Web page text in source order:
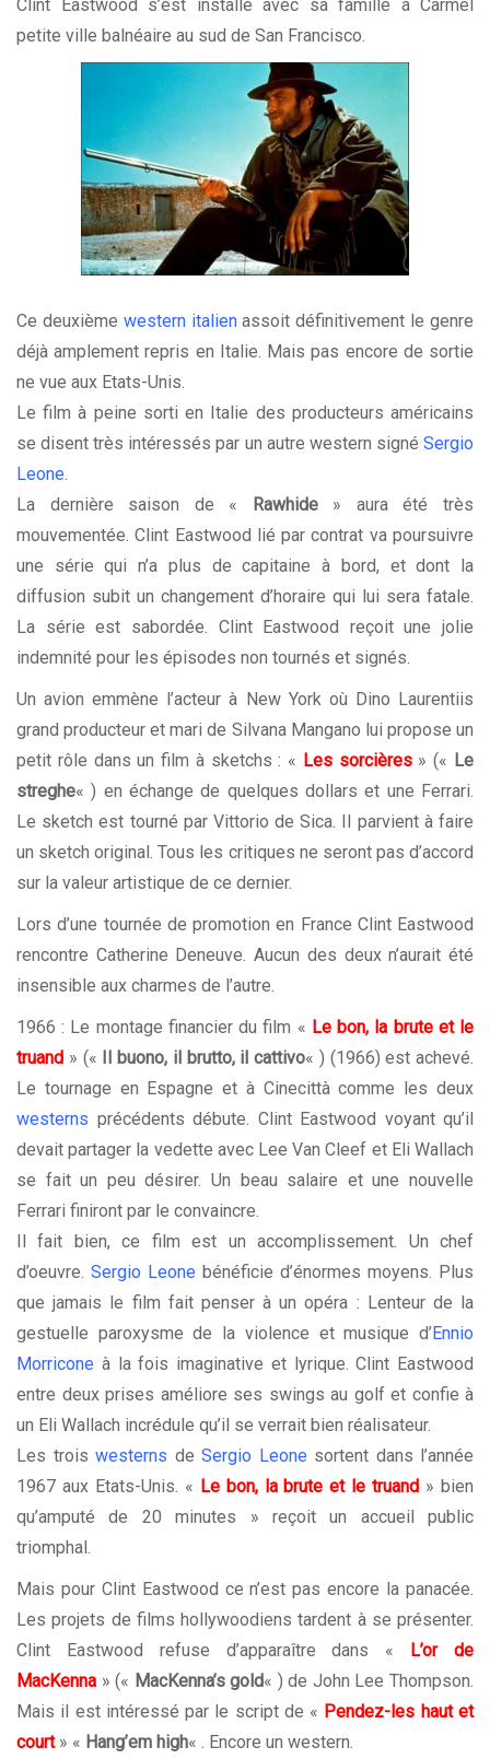
Clint Eastwood s’est installé avec sa famille à Carmel
petite ville balnéaire au sud de San Francisco.
Ce deuxième western italienassoit définitivement le genre
déjà amplement repris en Italie. Mais pas encore de sortie
ne vue aux Etats-Unis.
Le film à peine sorti en Italie des producteurs américains
se disent très intéressés par un autre western signé Sergio
Leone.
La dernière saison de «
Rawhide» aura été très
mouvementée. Clint Eastwood lié par contrat va poursuivre
une série qui n’a plus de capitaine à bord, et dont la
diffusion subit un changement d’horaire qui lui sera fatale.
La série est sabordée. Clint Eastwood reçoit une jolie
indemnité pour les épisodes non tournés et signés.
Un avion emmène l’acteur à New York où Dino Laurentiis
grand producteur et mari de Silvana Mangano lui propose un
petit rôle dans un film à sketchs : « Les sorcières» (« Le
streghe« ) en échange de quelques dollars et une Ferrari.
Le sketch est tourné par Vittorio de Sica. Il parvient à faire
un sketch original. Tous les critiques ne seront pas d’accord
sur la valeur artistique de ce dernier.
Lors d’une tournée de promotion en France Clint Eastwood
rencontre Catherine Deneuve. Aucun des deux n’aurait été
insensible aux charmes de l’autre.
1966 : Le montage financier du film « Le bon, la brute et le
truand » (« Il buono, il brutto, il cattivo« ) (1966) est achevé.
Le tournage en Espagne et à Cinecittà comme les deux
westerns précédents débute. Clint Eastwood voyant qu’il
devait partager la vedette avec Lee Van Cleef et Eli Wallach
se fait un peu désirer. Un beau salaire et une nouvelle
Ferrari finiront par le convaincre.
Il fait bien, ce film est un accomplissement. Un chef
d’oeuvre. Sergio Leone bénéficie d’énormes moyens. Plus
que jamais le film fait penser à un opéra : Lenteur de la
gestuelle paroxysme de la violence et musique d’ Ennio
Morricone à la fois imaginative et lyrique. Clint Eastwood
entre deux prises améliore ses swings au golf et confie à
un Eli Wallach incrédule qu’il se verrait bien réalisateur.
Les trois westerns de Sergio Leone sortent dans l’année
1967 aux Etats-Unis. « Le bon, la brute et le truand » bien
qu’amputé de 20 minutes » reçoit un accueil public
triomphal.
Mais pour Clint Eastwood ce n’est pas encore la panacée.
Les projets de films hollywoodiens tardent à se présenter.
Clint Eastwood refuse d’apparaître dans «
L’or de
MacKenna » (« MacKenna’s gold« ) de John Lee Thompson.
Mais il est intéressé par le script de « Pendez-les haut et
court» « Hang’em high« . Encore un western.